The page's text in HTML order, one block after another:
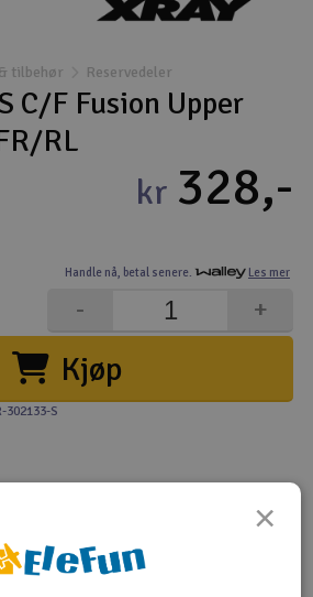
LEGO & byggesett
tilbehør Reservedeler
C/F Fusion Upper
RL
Handle nå, betal senere. Les mer
kr 328,-
Kjøp
+
-
302133-S
en venn Anmeldelser
×